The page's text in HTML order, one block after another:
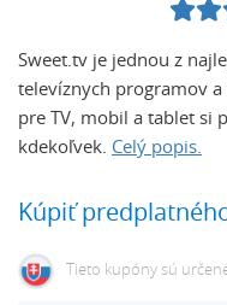
Sweet.tv je jednou z
televíznych programov
pre TV, mobil a tablet si
kdekoľvek. Celý popis.
Kúpiť predplatného
Tieto kupóny sú